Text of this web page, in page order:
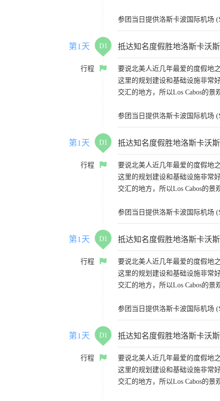
参团当日提供洛斯卡波国际机场
第1天 D1 抵达知名度假胜地洛斯卡沃斯
行程
要说北美人近几年最爱的度假地
这里的规划建设和基础设施非常
交汇的地方，所以Los Cabos的景
参团当日提供洛斯卡波国际机场
第1天 D1 抵达知名度假胜地洛斯卡沃斯
行程
要说北美人近几年最爱的度假地
这里的规划建设和基础设施非常
交汇的地方，所以Los Cabos的景
参团当日提供洛斯卡波国际机场
第1天 D1 抵达知名度假胜地洛斯卡沃斯
行程
要说北美人近几年最爱的度假地
这里的规划建设和基础设施非常
交汇的地方，所以Los Cabos的景
参团当日提供洛斯卡波国际机场
第1天 D1 抵达知名度假胜地洛斯卡沃斯
行程
要说北美人近几年最爱的度假地
这里的规划建设和基础设施非常
交汇的地方，所以Los Cabos的景